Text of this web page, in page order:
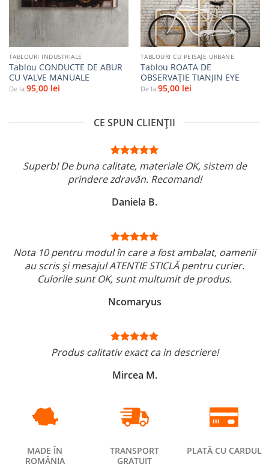
TABLOURI INDUSTRIALE
Tablou CONDUCTE DE ABUR
CU VALVE MANUALE
De la 95,00 lei
TABLOURI CU PEISAJE URBANE
Tablou ROATA DE
OBSERVAȚIE TIANJIN EYE
De la 95,00 lei
CE SPUN CLIENȚII
Superb! De buna calitate, materiale OK, sistem de
prindere zdravăn. Recomand!
Daniela B.
Nota 10 pentru modul în care a fost ambalat, oamenii
au scris și mesajul ATENTIE STICLĂ pentru curier.
Culorile sunt OK, sunt multumit de produs.
Ncomaryus
Produs calitativ exact ca in descriere!
Mircea M.
MADE ÎN
ROMÂNIA
TRANSPORT
GRATUIT
PLATĂ CU CARDUL